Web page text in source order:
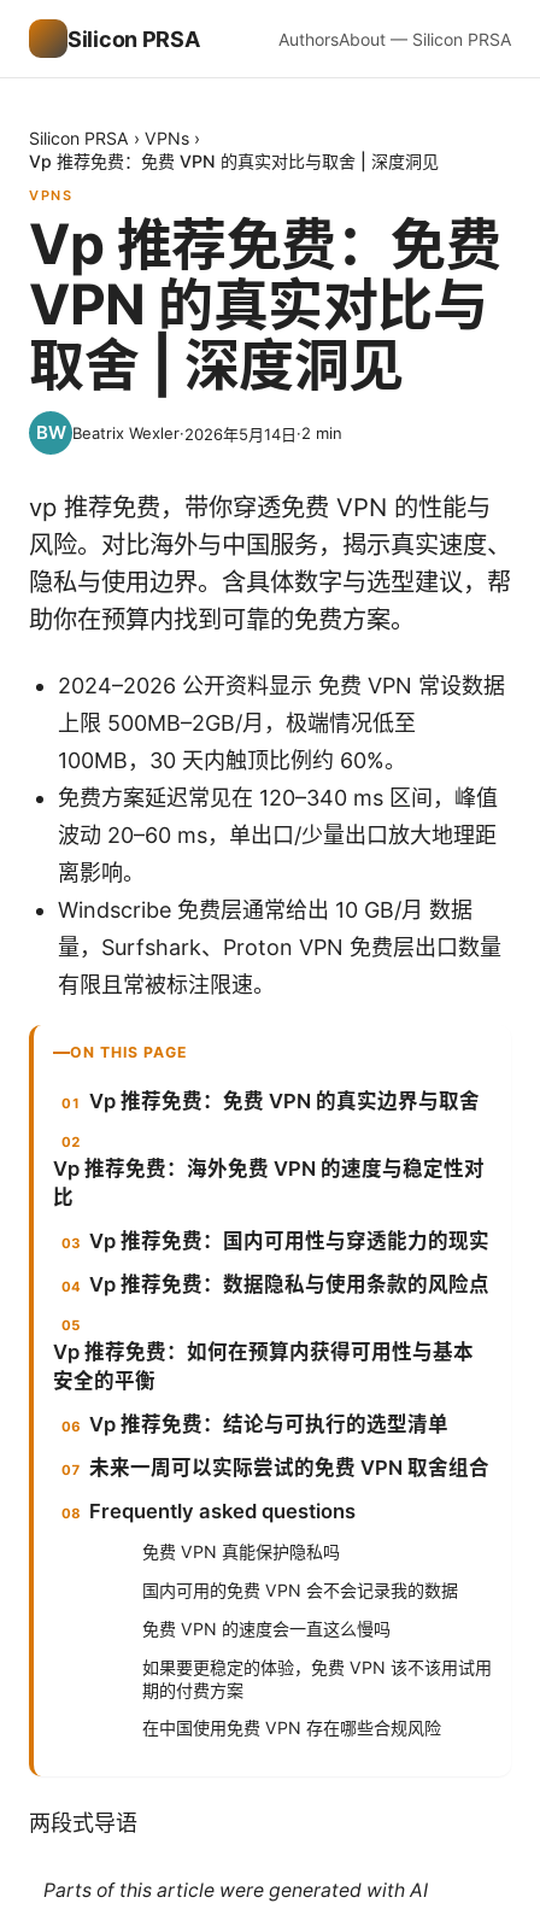
Silicon PRSA AuthorsAbout — Silicon PRSA
Silicon PRSA › VPNs ›
Vp 推荐免费：免费 VPN 的真实对比与取舍 | 深度洞见
VPNS
Vp 推荐免费：免费
VPN 的真实对比与
取舍 | 深度洞见
Beatrix Wexler·2026年5月14日·2 min
vp 推荐免费，带你穿透免费 VPN 的性能与
风险。对比海外与中国服务，揭示真实速度、
隐私与使用边界。含具体数字与选型建议，帮
助你在预算内找到可靠的免费方案。
2024–2026 公开资料显示 免费 VPN 常设数据
上限 500MB–2GB/月，极端情况低至
100MB，30 天内触顶比例约 60%。
免费方案延迟常见在 120–340 ms 区间，峰值
波动 20–60 ms，单出口/少量出口放大地理距
离影响。
Windscribe 免费层通常给出 10 GB/月 数据
量，Surfshark、Proton VPN 免费层出口数量
有限且常被标注限速。
ON THIS PAGE
Vp 推荐免费：免费 VPN 的真实边界与取舍
Vp 推荐免费：海外免费 VPN 的速度与稳定性对
比
Vp 推荐免费：国内可用性与穿透能力的现实
Vp 推荐免费：数据隐私与使用条款的风险点
Vp 推荐免费：如何在预算内获得可用性与基本
安全的平衡
Vp 推荐免费：结论与可执行的选型清单
未来一周可以实际尝试的免费 VPN 取舍组合
Frequently asked questions
免费 VPN 真能保护隐私吗
国内可用的免费 VPN 会不会记录我的数据
免费 VPN 的速度会一直这么慢吗
如果要更稳定的体验，免费 VPN 该不该用试用
期的付费方案
在中国使用免费 VPN 存在哪些合规风险
两段式导语
Parts of this article were generated with AI